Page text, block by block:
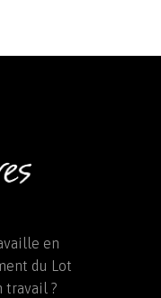
en
du Lot
travail ?